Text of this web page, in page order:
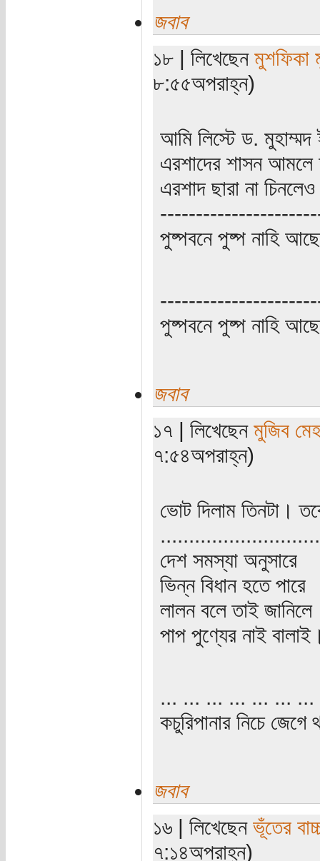
জবাব
১৮ | লিখেছেন মুশফিকা
৮:৫৫অপরাহ্ন)
আমি লিস্টে ড.
এরশাদের শাসন আমলে
এরশাদ ছারা না
পুষ্পবনে পুষ্প নাহি
পুষ্পবনে পুষ্প নাহি
জবাব
১৭ | লিখেছেন মুজিব
৭:৫৪অপরাহ্ন)
ভোট দিলাম তিনটা।
দেশ সমস্যা অনুসারে
ভিন্ন বিধান হতে পারে
লালন বলে তাই জানিলে
পাপ পুণ্যের নাই
... ... ... ... ... ...
কচুরিপানার নিচে জেগে
জবাব
১৬ | লিখেছেন ভূঁতের
৭:১৪অপরাহ্ন)